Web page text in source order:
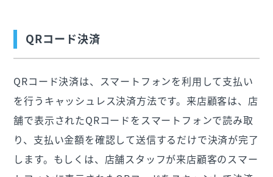
QRコード決済
QRコード決済は、スマートフォンを利用して支払い
を行うキャッシュレス決済方法です。来店顧客は、店
舗で表示されたQRコードをスマートフォンで読み取
り、支払い金額を確認して送信するだけで決済が完了
します。もしくは、店舗スタッフが来店顧客のスマー